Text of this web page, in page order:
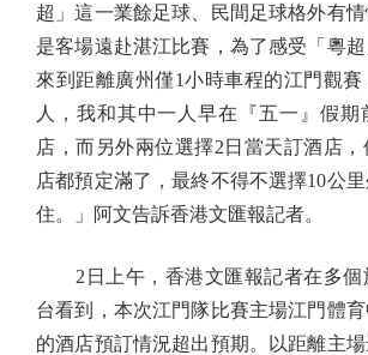
超」這一業餘足球、民間足球格外有
是客場遠赴湛江比賽，為了感受「粵
來到距離廣州僅1小時車程的江門觀賽
人，我和其中一人早在『五一』假期
店，而另外兩位選擇2日當天訂酒店
店都預定滿了，最終不得不選擇10公
住。」阿文告訴香港文匯報記者。
2日上午，香港文匯報記者在多個
台看到，本次江門隊比賽主場江門體
的酒店預訂情況超出預期。以距離主